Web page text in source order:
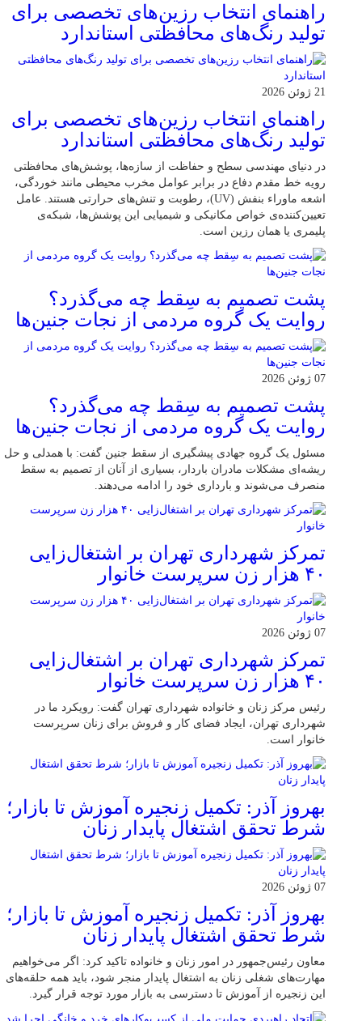
راهنمای انتخاب رزین‌های تخصصی برای
تولید رنگ‌های محافظتی استاندارد
21 ژوئن 2026
راهنمای انتخاب رزین‌های تخصصی برای
تولید رنگ‌های محافظتی استاندارد
در دنیای مهندسی سطح و حفاظت از سازه‌ها، پوشش‌های محافظتی
رویه خط مقدم دفاع در برابر عوامل مخرب محیطی مانند خوردگی،
اشعه ماوراء بنفش (UV)، رطوبت و تنش‌های حرارتی هستند. عامل
تعیین‌کننده‌ی خواص مکانیکی و شیمیایی این پوشش‌ها، شبکه‌ی
پلیمری یا همان رزین است.
پشت تصمیم به سِقط چه می‌گذرد؟
روایت یک گروه مردمی از نجات جنین‌ها
07 ژوئن 2026
پشت تصمیم به سِقط چه می‌گذرد؟
روایت یک گروه مردمی از نجات جنین‌ها
مسئول یک گروه جهادی پیشگیری از سقط جنین گفت: با همدلی و حل
ریشه‌ای مشکلات مادران باردار، بسیاری از آنان از تصمیم به سقط
منصرف می‌شوند و بارداری خود را ادامه می‌دهند.
تمرکز شهرداری تهران بر اشتغال‌زایی
۴۰ هزار زن سرپرست خانوار
07 ژوئن 2026
تمرکز شهرداری تهران بر اشتغال‌زایی
۴۰ هزار زن سرپرست خانوار
رئیس مرکز زنان و خانواده شهرداری تهران گفت: رویکرد ما در
شهرداری تهران، ایجاد فضای کار و فروش برای زنان سرپرست
خانوار است.
بهروز آذر: تکمیل زنجیره آموزش تا بازار؛
شرط تحقق اشتغال پایدار زنان
07 ژوئن 2026
بهروز آذر: تکمیل زنجیره آموزش تا بازار؛
شرط تحقق اشتغال پایدار زنان
معاون رئیس‌جمهور در امور زنان و خانواده تاکید کرد: اگر می‌خواهیم
مهارت‌های شغلی زنان به اشتغال پایدار منجر شود، باید همه حلقه‌های
این زنجیره از آموزش تا دسترسی به بازار مورد توجه قرار گیرد.